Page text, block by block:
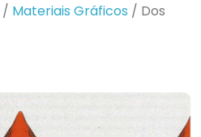
/ Materiais Gráficos / Dos